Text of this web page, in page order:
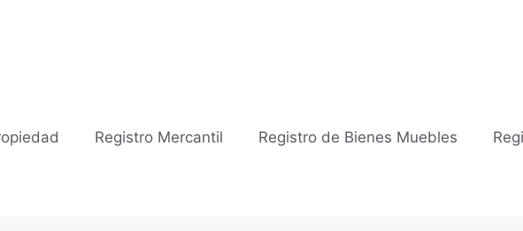
Registro Mercantil Registro de Bienes Muebles